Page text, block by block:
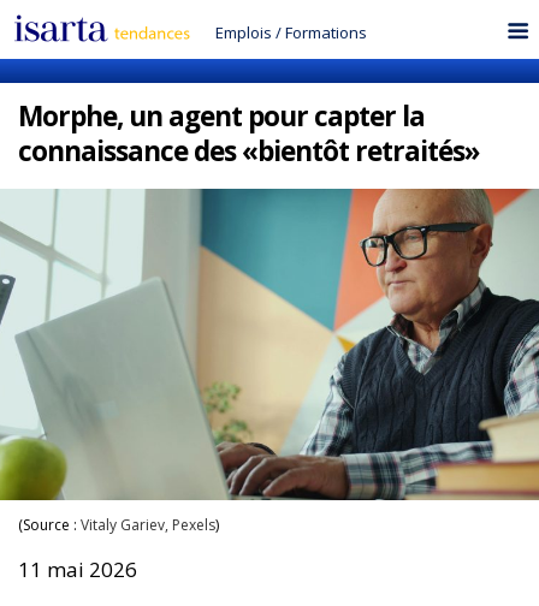
Emplois /Formations
Morphe, un agent pour capter la
connaissance des «bientôt retraités»
(Source : Vitaly Gariev, Pexels)
11 mai 2026